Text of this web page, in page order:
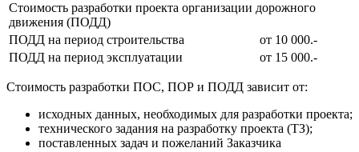
Стоимость разработки проекта организации дорожного
движения (ПОДД)
ПОДД на период строительства
от 10 000.-
ПОДД на период эксплуатации
от 15 000.-
Стоимость разработки ПОС, ПОР и ПОДД зависит от:
исходных данных, необходимых для разработки проекта;
технического задания на разработку проекта (ТЗ);
поставленных задач и пожеланий Заказчика